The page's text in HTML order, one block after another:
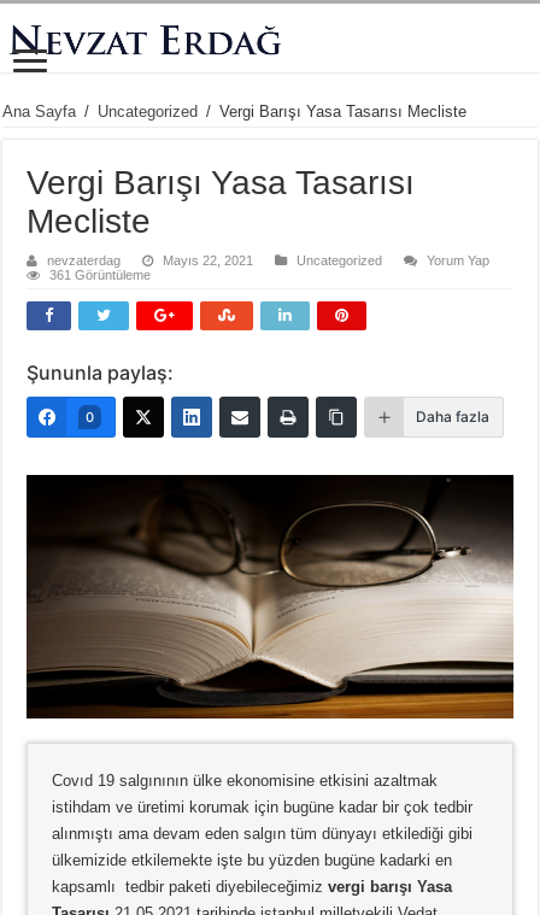
Ana Sayfa / Uncategorized / Vergi Barışı Yasa Tasarısı Mecliste
Vergi Barışı Yasa Tasarısı
Mecliste
nevzaterdag Mayıs 22, 2021 Uncategorized
Yorum Yap
361 Görüntüleme
Şununla paylaş:
0 Daha fazla
Covıd 19 salgınının ülke ekonomisine etkisini azaltmak
istihdam ve üretimi korumak için bugüne kadar bir çok tedbir
alınmıştı ama devam eden salgın tüm dünyayı etkilediği gibi
ülkemizide etkilemekte işte bu yüzden bugüne kadarki en
kapsamlı tedbir paketi diyebileceğimizvergi barışı Yasa